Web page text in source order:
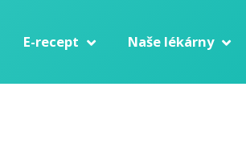
E-recept Naše lékárny